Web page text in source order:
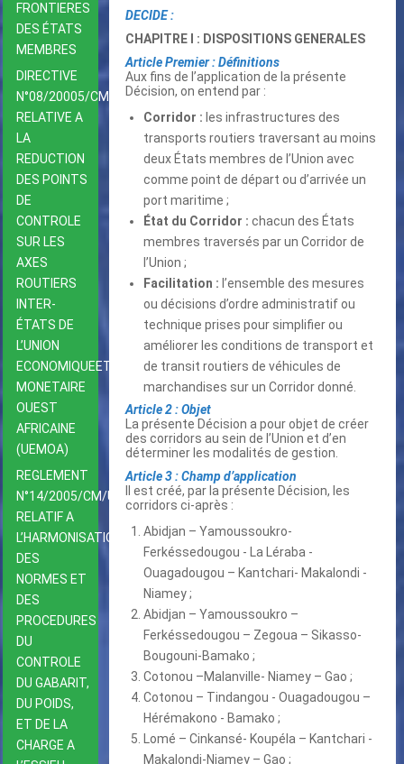
FRONTIERES
DES ÉTATS
MEMBRES
DIRECTIVE
N°08/20005/CM/UEMOA
RELATIVE A
LA
REDUCTION
DES POINTS
DE
CONTROLE
SUR LES
AXES
ROUTIERS
INTER-
ÉTATS DE
L’UNION
ECONOMIQUEET
MONETAIRE
OUEST
AFRICAINE
(UEMOA)
REGLEMENT
N°14/2005/CM/UEMOA
RELATIF A
L’HARMONISATION
DES
NORMES ET
DES
PROCEDURES
DU
CONTROLE
DU GABARIT,
DU POIDS,
ET DE LA
CHARGE A
DECIDE :
CHAPITRE I : DISPOSITIONS GENERALES
Article Premier : Définitions
Aux fins de l’application de la présente
Décision, on entend par :
Corridor : les infrastructures des
transports routiers traversant au moins
deux États membres de l’Union avec
comme point de départ ou d’arrivée un
port maritime ;
État du Corridor : chacun des États
membres traversés par un Corridor de
l’Union ;
Facilitation : l’ensemble des mesures
ou décisions d’ordre administratif ou
technique prises pour simplifier ou
améliorer les conditions de transport et
de transit routiers de véhicules de
marchandises sur un Corridor donné.
Article 2 : Objet
La présente Décision a pour objet de créer
des corridors au sein de l’Union et d’en
déterminer les modalités de gestion.
Article 3 : Champ d’application
Il est créé, par la présente Décision, les
corridors ci-après :
Abidjan – Yamoussoukro-
Ferkéssedougou - La Léraba -
Ouagadougou – Kantchari- Makalondi -
Niamey ;
Abidjan – Yamoussoukro –
Ferkéssedougou – Zegoua – Sikasso-
Bougouni-Bamako ;
Cotonou –Malanville- Niamey – Gao ;
Cotonou – Tindangou - Ouagadougou –
Hérémakono - Bamako ;
Lomé – Cinkansé- Koupéla – Kantchari -
Makalondi-Niamey – Gao ;